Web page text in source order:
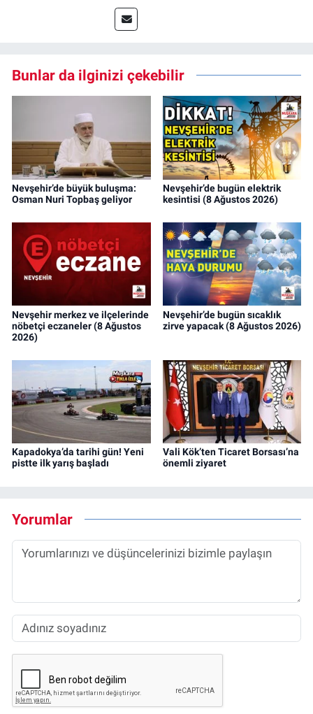
Bunlar da ilginizi çekebilir
Nevşehir’de büyük buluşma:
Osman Nuri Topbaş geliyor
Nevşehir’de bugün elektrik
kesintisi (8 Ağustos 2026)
Nevşehir merkez ve ilçelerinde
nöbetçi eczaneler (8 Ağustos
2026)
Nevşehir’de bugün sıcaklık
zirve yapacak (8 Ağustos 2026)
Kapadokya’da tarihi gün! Yeni
pistte ilk yarış başladı
Vali Kök’ten Ticaret Borsası’na
önemli ziyaret
Yorumlar